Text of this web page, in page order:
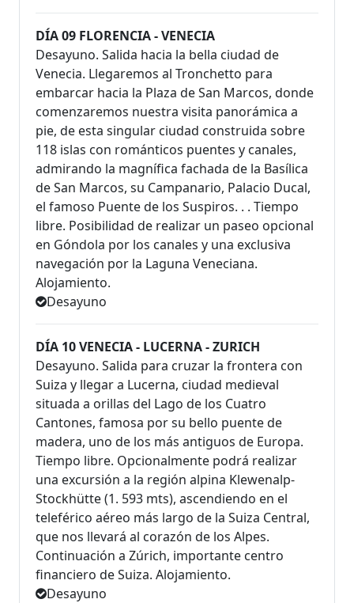
DÍA 09 FLORENCIA - VENECIA
Desayuno. Salida hacia la bella ciudad de
Venecia. Llegaremos al Tronchetto para
embarcar hacia la Plaza de San Marcos, donde
comenzaremos nuestra visita panorámica a
pie, de esta singular ciudad construida sobre
118 islas con románticos puentes y canales,
admirando la magnífica fachada de la Basílica
de San Marcos, su Campanario, Palacio Ducal,
el famoso Puente de los Suspiros. . . Tiempo
libre. Posibilidad de realizar un paseo opcional
en Góndola por los canales y una exclusiva
navegación por la Laguna Veneciana.
Alojamiento.
Desayuno
DÍA 10 VENECIA - LUCERNA - ZURICH
Desayuno. Salida para cruzar la frontera con
Suiza y llegar a Lucerna, ciudad medieval
situada a orillas del Lago de los Cuatro
Cantones, famosa por su bello puente de
madera, uno de los más antiguos de Europa.
Tiempo libre. Opcionalmente podrá realizar
una excursión a la región alpina Klewenalp-
Stockhütte (1. 593 mts), ascendiendo en el
teleférico aéreo más largo de la Suiza Central,
que nos llevará al corazón de los Alpes.
Continuación a Zúrich, importante centro
financiero de Suiza. Alojamiento.
Desayuno